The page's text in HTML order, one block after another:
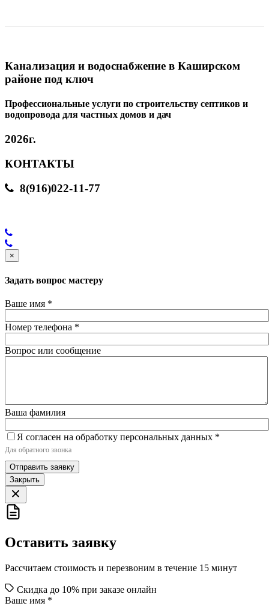
Канализация и водоснабжение в Каширском
районе под ключ
Профессиональные услуги по строительству септиков и
водопровода для частных домов и дач
2026г.
КОНТАКТЫ
8(916)022-11-77
×
Задать вопрос мастеру
Ваше имя *
Номер телефона *
Вопрос или сообщение
Ваша фамилия
Я согласен на обработку персональных данных *
Для обратного звонка
Отправить заявку
Закрыть
Оставить заявку
Рассчитаем стоимость и перезвоним в течение 15 минут
Скидка до 10% при заказе онлайн
Ваше имя *